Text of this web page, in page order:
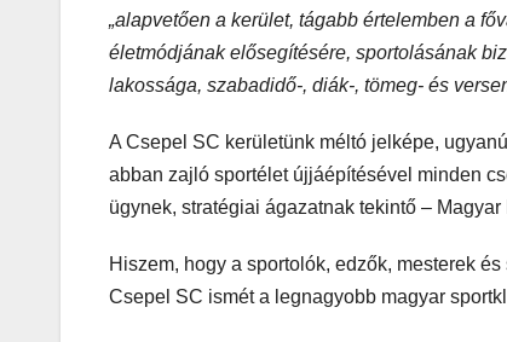
„alapvetően a kerület, tágabb értelemben a
életmódjának elősegítésére, sportolásának
lakossága, szabadidő-, diák-, tömeg- és
A Csepel SC kerületünk méltó jelképe,
abban zajló sportélet újjáépítésével minden
ügynek, stratégiai ágazatnak tekintő –
Hiszem, hogy a sportolók, edzők, mesterek
Csepel SC ismét a legnagyobb magyar